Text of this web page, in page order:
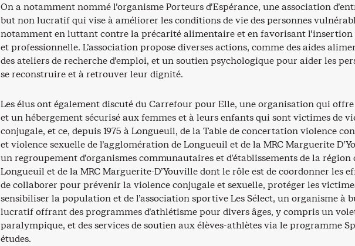
On a notamment nommé l’organisme Porteurs d’Espérance, une association
but non lucratif qui vise à améliorer les conditions de vie des personnes
notamment en luttant contre la précarité alimentaire et en favorisant l’insertion
et professionnelle. L’association propose diverses actions, comme des aides
des ateliers de recherche d’emploi, et un soutien psychologique pour aider les
se reconstruire et à retrouver leur dignité.
Les élus ont également discuté du Carrefour pour Elle, une organisation qui offre
et un hébergement sécurisé aux femmes et à leurs enfants qui sont victimes de
conjugale, et ce, depuis 1975 à Longueuil, de la Table de concertation violence
et violence sexuelle de l’agglomération de Longueuil et de la MRC Marguerite
un regroupement d’organismes communautaires et d’établissements de la région
Longueuil et de la MRC Marguerite-D’Youville dont le rôle est de coordonner les
de collaborer pour prévenir la violence conjugale et sexuelle, protéger les
sensibiliser la population et de l’association sportive Les Sélect, un organisme à
lucratif offrant des programmes d’athlétisme pour divers âges, y compris un
paralympique, et des services de soutien aux élèves-athlètes via le programme
études.